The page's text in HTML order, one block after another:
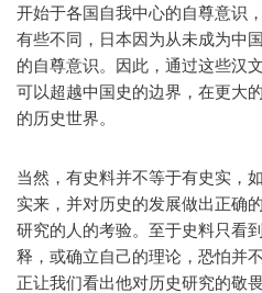
开始于各国自我中心的自尊意识
有些不同，日本因为从未成为中
的自尊意识。因此，通过这些汉
可以超越中国史的边界，在更大
的历史世界。
当然，有史料并不等于有史实，
实来，并对历史的发展做出正确
研究的人的考验。至于史料只看
释，或确立自己的理论，恐怕并
正让我们看出他对历史研究的敬